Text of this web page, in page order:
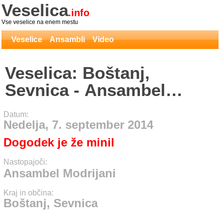
Veselica.info
Vse veselice na enem mestu
Veselice Ansambli Video
Veselica: Boštanj,
Sevnica - Ansambel
Modrijani
Datum:
Nedelja, 7. september 2014
Dogodek je že minil
Nastopajoči:
Ansambel Modrijani
Kraj in občina:
Boštanj, Sevnica